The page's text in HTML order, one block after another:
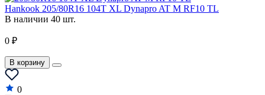
Haval
Holden
Hankook 205/80R16 104T XL Dynapro AT M RF10 TL
В наличии 40 шт.
0 ₽
В корзину
0